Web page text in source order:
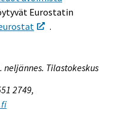
Eurostatin
.
Tilastokeskus
2749,